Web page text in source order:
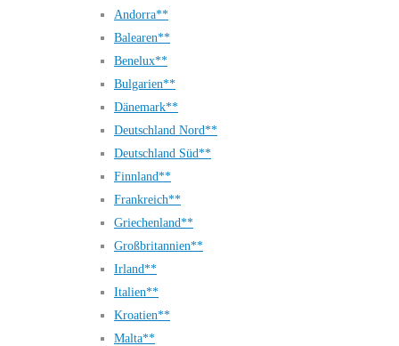
Andorra**
Balearen**
Benelux**
Bulgarien**
Dänemark**
Deutschland Nord**
Deutschland Süd**
Finnland**
Frankreich**
Griechenland**
Großbritannien**
Irland**
Italien**
Kroatien**
Malta**